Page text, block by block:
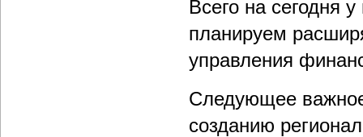
Всего на сегодня
планируем
управления
Следующее
созданию